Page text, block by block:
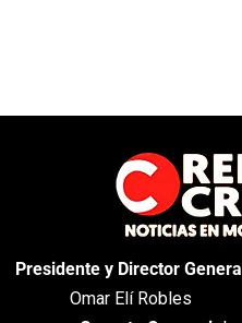
Presidente y Director General
Omar Elí Robles